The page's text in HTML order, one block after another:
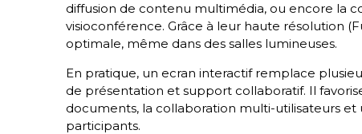
diffusion de contenu multimédia, ou encore la
visioconférence. Grâce à leur haute résolution
optimale, même dans des salles lumineuses.
En pratique, un ecran interactif remplace
de présentation et support collaboratif. Il
documents, la collaboration multi-utilisateurs
participants.